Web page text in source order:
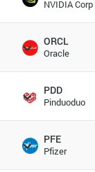
NVIDIA Corp
ORCL
Oracle
PDD
Pinduoduo
PFE
Pfizer